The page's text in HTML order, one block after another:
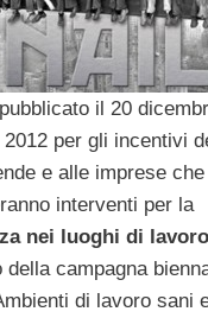
il 20
per gli incentivi
e alle imprese che
interventi per la
nei luoghi di
della campagna
di lavoro sani